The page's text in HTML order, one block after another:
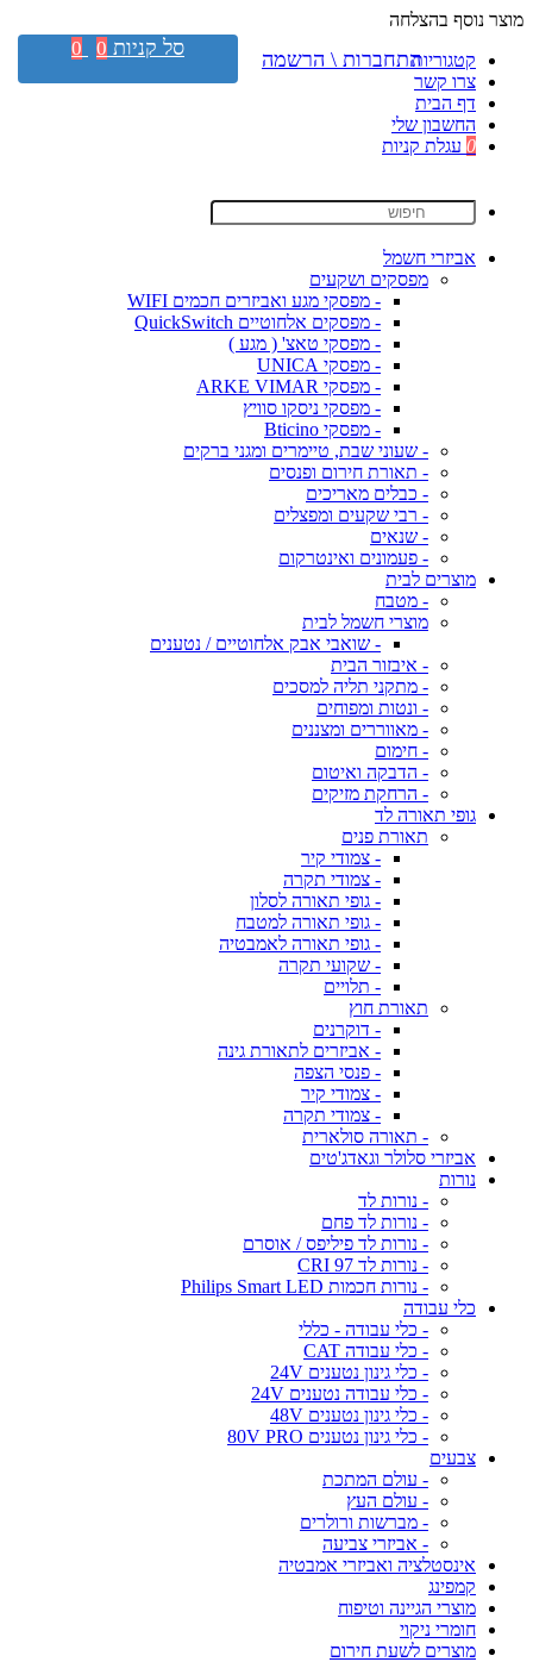
מוצר נוסף בהצלחה
קטגוריות
צרו קשר
דף הבית
החשבון שלי
0 עגלת קניות
אביזרי חשמל
מפסקים ושקעים
- מפסקי מגע ואביזרים חכמים WIFI
- מפסקים אלחוטיים QuickSwitch
- מפסקי טאצ' ( מגע )
- מפסקי UNICA
- מפסקי ARKE VIMAR
- מפסקי ניסקו סוויץ
- מפסקי Bticino
- שעוני שבת, טיימרים ומגני ברקים
- תאורת חירום ופנסים
- כבלים מאריכים
- רבי שקעים ומפצלים
- שנאים
- פעמונים ואינטרקום
מוצרים לבית
- מטבח
מוצרי חשמל לבית
- שואבי אבק אלחוטיים / נטענים
- איבזור הבית
- מתקני תליה למסכים
- ונטות ומפוחים
- מאווררים ומצננים
- חימום
- הדבקה ואיטום
- הרחקת מזיקים
גופי תאורה לד
תאורת פנים
- צמודי קיר
- צמודי תקרה
- גופי תאורה לסלון
- גופי תאורה למטבח
- גופי תאורה לאמבטיה
- שקועי תקרה
- תלויים
תאורת חוץ
- דוקרנים
- אביזרים לתאורת גינה
- פנסי הצפה
- צמודי קיר
- צמודי תקרה
- תאורה סולארית
אביזרי סלולר וגאדג'טים
נורות
- נורות לד
- נורות לד פחם
- נורות לד פיליפס / אוסרם
- נורות לד CRI 97
- נורות חכמות Philips Smart LED
כלי עבודה
- כלי עבודה - כללי
- כלי עבודה CAT
- כלי גינון נטענים 24V
- כלי עבודה נטענים 24V
- כלי גינון נטענים 48V
- כלי גינון נטענים 80V PRO
צבעים
- עולם המתכת
- עולם העץ
- מברשות ורולרים
- אביזרי צביעה
אינסטלציה ואביזרי אמבטיה
קמפינג
מוצרי הגיינה וטיפוח
חומרי ניקוי
מוצרים לשעת חירום
התחברות \ הרשמה סל קניות 0
0